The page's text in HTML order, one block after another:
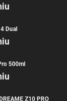
Dual
500ml
Z10 PRO